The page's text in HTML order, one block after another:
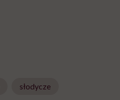
słodycze